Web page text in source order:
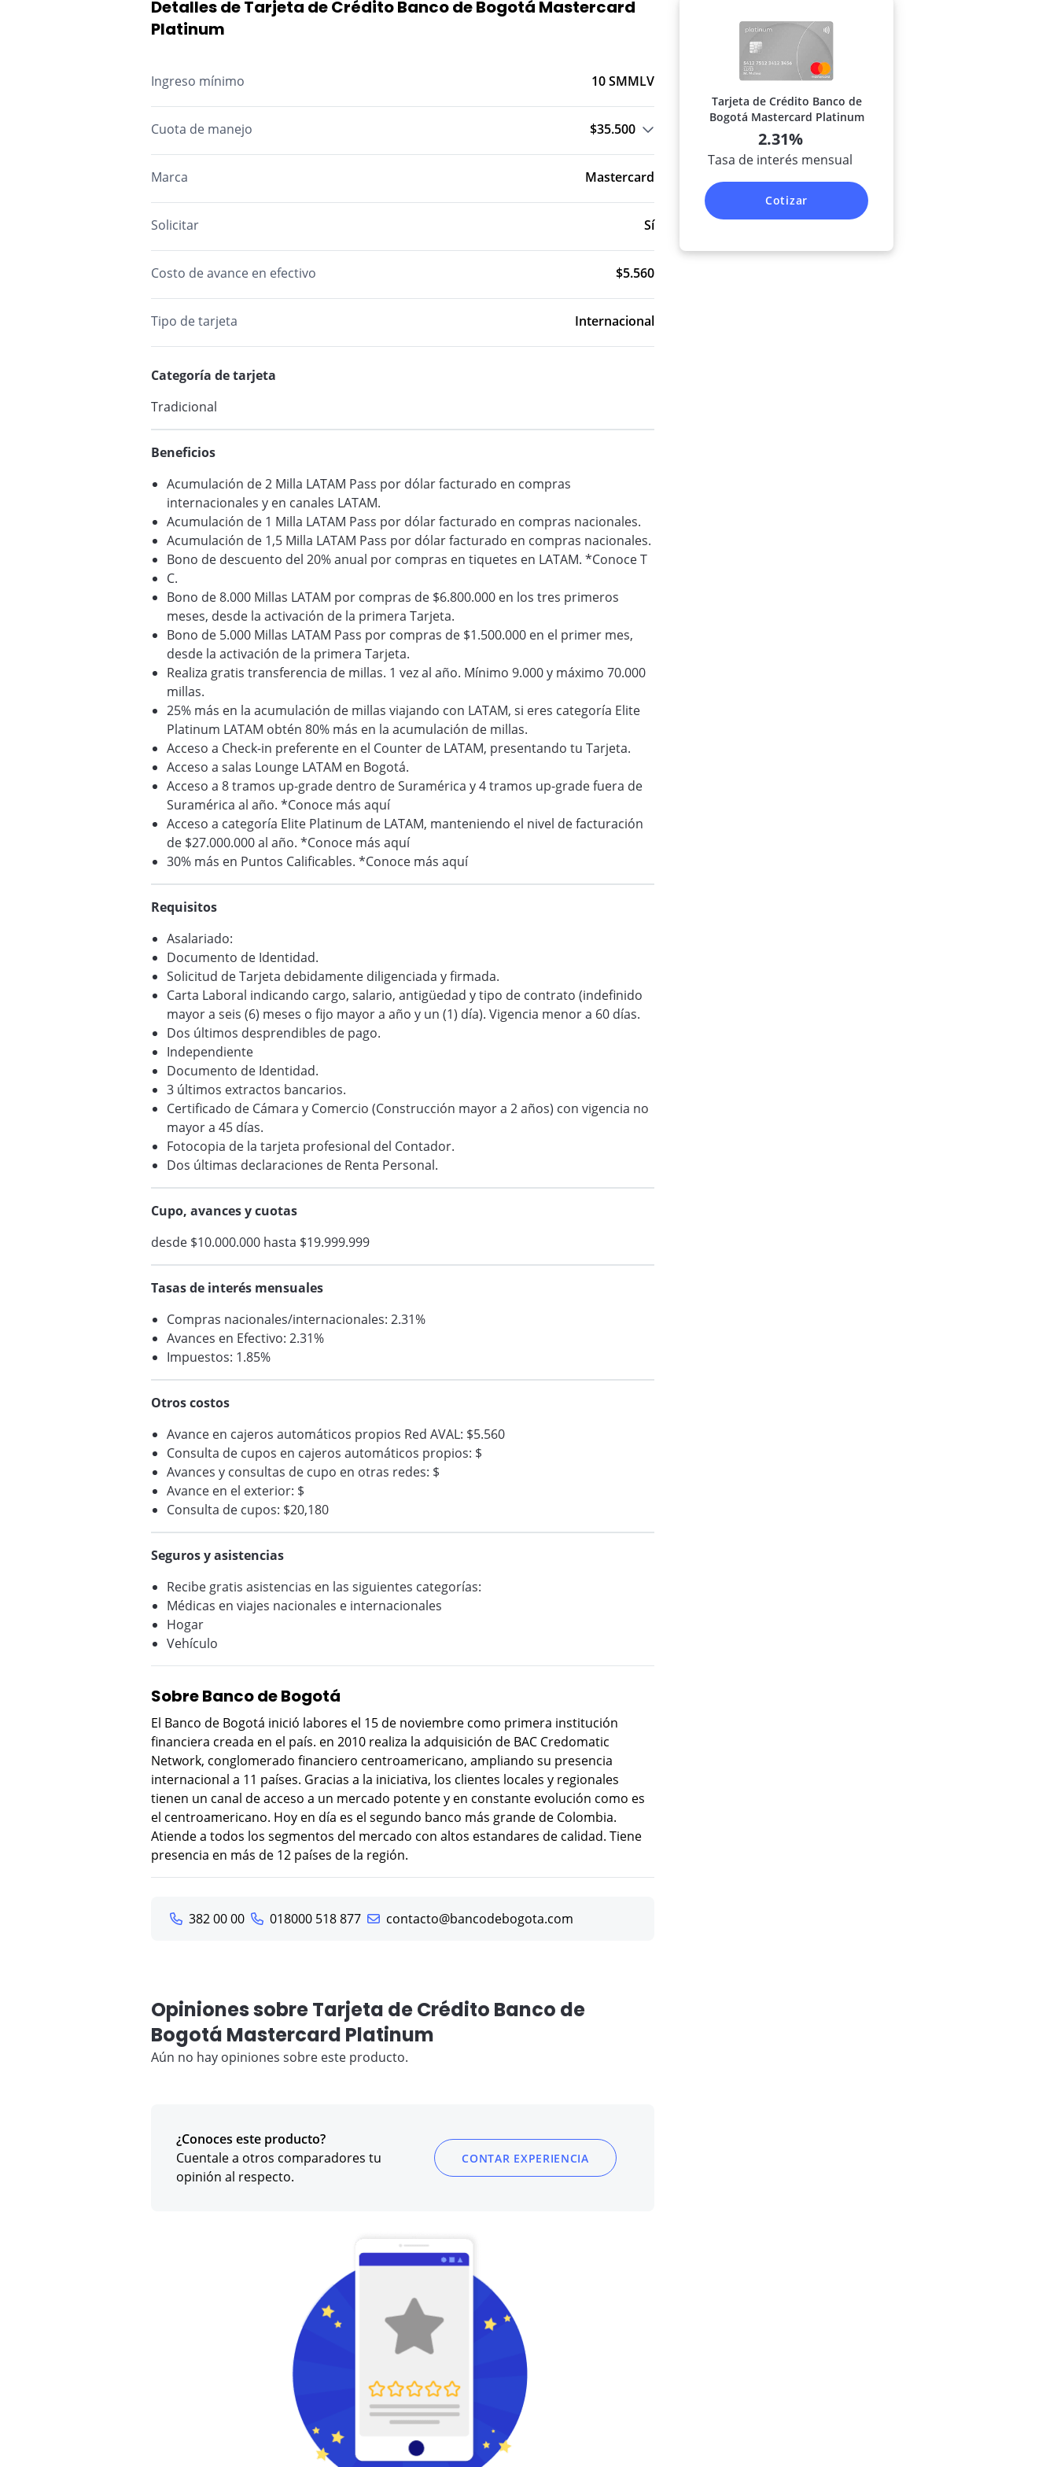
Detalles de Tarjeta de Crédito Banco de Bogotá Mastercard
Platinum
Ingreso mínimo 10 SMMLV
Cuota de manejo $35.500
Marca Mastercard
Solicitar Sí
Costo de avance en efectivo $5.560
Tipo de tarjeta Internacional
Categoría de tarjeta
Tradicional
Beneficios
Acumulación de 2 Milla LATAM Pass por dólar facturado en compras
internacionales y en canales LATAM.
Acumulación de 1 Milla LATAM Pass por dólar facturado en compras nacionales.
Acumulación de 1,5 Milla LATAM Pass por dólar facturado en compras nacionales.
Bono de descuento del 20% anual por compras en tiquetes en LATAM. *Conoce T
C.
Bono de 8.000 Millas LATAM por compras de $6.800.000 en los tres primeros
meses, desde la activación de la primera Tarjeta.
Bono de 5.000 Millas LATAM Pass por compras de $1.500.000 en el primer mes,
desde la activación de la primera Tarjeta.
Realiza gratis transferencia de millas. 1 vez al año. Mínimo 9.000 y máximo 70.000
millas.
25% más en la acumulación de millas viajando con LATAM, si eres categoría Elite
Platinum LATAM obtén 80% más en la acumulación de millas.
Acceso a Check-in preferente en el Counter de LATAM, presentando tu Tarjeta.
Acceso a salas Lounge LATAM en Bogotá.
Acceso a 8 tramos up-grade dentro de Suramérica y 4 tramos up-grade fuera de
Suramérica al año. *Conoce más aquí
Acceso a categoría Elite Platinum de LATAM, manteniendo el nivel de facturación
de $27.000.000 al año. *Conoce más aquí
30% más en Puntos Calificables. *Conoce más aquí
Requisitos
Asalariado:
Documento de Identidad.
Solicitud de Tarjeta debidamente diligenciada y firmada.
Carta Laboral indicando cargo, salario, antigüedad y tipo de contrato (indefinido
mayor a seis (6) meses o fijo mayor a año y un (1) día). Vigencia menor a 60 días.
Dos últimos desprendibles de pago.
Independiente
Documento de Identidad.
3 últimos extractos bancarios.
Certificado de Cámara y Comercio (Construcción mayor a 2 años) con vigencia no
mayor a 45 días.
Fotocopia de la tarjeta profesional del Contador.
Dos últimas declaraciones de Renta Personal.
Cupo, avances y cuotas
desde $10.000.000 hasta $19.999.999
Tasas de interés mensuales
Compras nacionales/internacionales: 2.31%
Avances en Efectivo: 2.31%
Impuestos: 1.85%
Otros costos
Avance en cajeros automáticos propios Red AVAL: $5.560
Consulta de cupos en cajeros automáticos propios: $
Avances y consultas de cupo en otras redes: $
Avance en el exterior: $
Consulta de cupos: $20,180
Seguros y asistencias
Recibe gratis asistencias en las siguientes categorías:
Médicas en viajes nacionales e internacionales
Hogar
Vehículo
Sobre Banco de Bogotá
El Banco de Bogotá inició labores el 15 de noviembre como primera institución
financiera creada en el país. en 2010 realiza la adquisición de BAC Credomatic
Network, conglomerado financiero centroamericano, ampliando su presencia
internacional a 11 países. Gracias a la iniciativa, los clientes locales y regionales
tienen un canal de acceso a un mercado potente y en constante evolución como es
el centroamericano. Hoy en día es el segundo banco más grande de Colombia.
Atiende a todos los segmentos del mercado con altos estandares de calidad. Tiene
presencia en más de 12 países de la región.
382 00 00 018000 518 877 contacto@bancodebogota.com
Opiniones sobre Tarjeta de Crédito Banco de
Bogotá Mastercard Platinum
Aún no hay opiniones sobre este producto.
¿Conoces este producto?
Cuentale a otros comparadores tu
opinión al respecto.
CONTAR EXPERIENCIA
Tarjeta de Crédito Banco de
Bogotá Mastercard Platinum
2.31%
Tasa de interés mensual
Cotizar